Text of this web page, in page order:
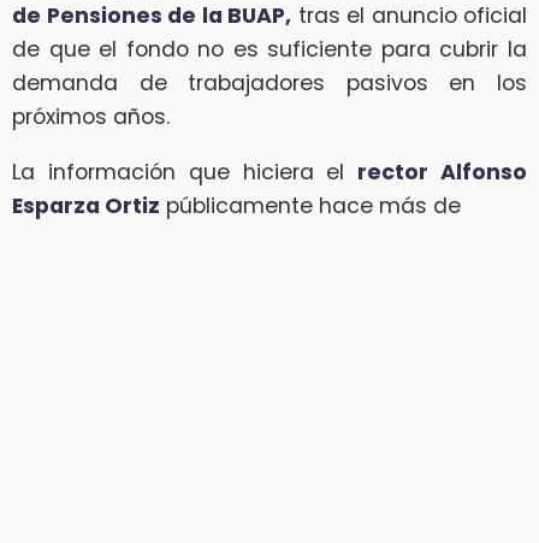
de Pensiones de la BUAP, tras el anuncio oficial
de que el fondo no es suficiente para cubrir la
demanda de trabajadores pasivos en los
próximos años.
La información que hiciera el rector Alfonso
Esparza Ortiz públicamente hace más de